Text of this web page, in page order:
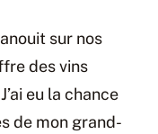
sur nos
des vins
eu la chance
de mon grand-